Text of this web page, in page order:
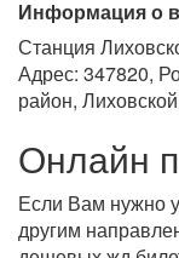
Информация о
Станция
Адрес: 347820,
район,
Онлайн
Если Вам нужно
другим